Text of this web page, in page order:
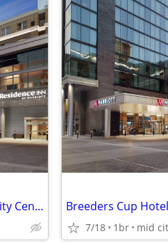
Residence Inn by Marriott Lexington City Center Breeders Cup Hotel
7/18 1br mid